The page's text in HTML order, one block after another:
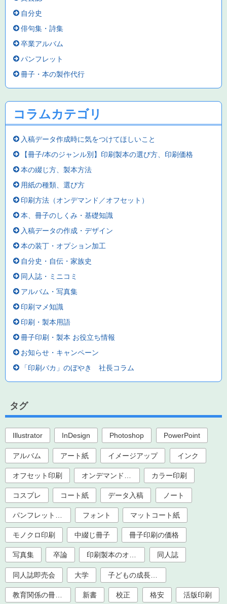
自分史
俳句集・詩集
卒業アルバム
パンフレット
冊子・本の製作代行
コラムカテゴリ
入稿データ作成時に気をつけてほしいこと
【冊子/本のジャンル別】印刷製本の選び方、印刷価格
本の綴じ方、製本方法
用紙の種類、選び方
印刷方法（オンデマンド／オフセット）
本、冊子のしくみ・基礎知識
入稿データの作成・デザイン
本の装丁・オプション加工
自分史・自伝・家族史
同人誌・ミニコミ
アルバム・写真集
印刷マメ知識
印刷・製本用語
冊子印刷・製本 お役立ち情報
お知らせ・キャンペーン
「印刷バカ」のぼやき 社長コラム
タグ
Illustrator InDesign Photoshop PowerPoint
アルバム アート紙 イメージアップ インク
オフセット印刷 カラー印刷
コスプレ コート紙 データ入稿 ノート
フォント マットコート紙
モノクロ印刷 中綴じ冊子 冊子印刷の価格
写真集 卒論 印刷製本のオプション加工 同人誌
同人誌即売会 大学
新書 校正 格安 活版印刷